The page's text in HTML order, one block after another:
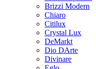
Brizzi Modern
Chiaro
Citilux
Crystal Lux
DeMarkt
Dio DArte
Divinare